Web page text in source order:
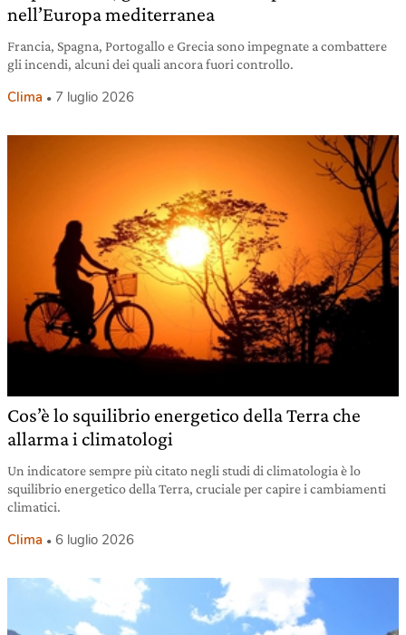
nell’Europa mediterranea
Francia, Spagna, Portogallo e Grecia sono impegnate a combattere
gli incendi, alcuni dei quali ancora fuori controllo.
Clima 7 luglio 2026
Cos’è lo squilibrio energetico della Terra che
allarma i climatologi
Un indicatore sempre più citato negli studi di climatologia è lo
squilibrio energetico della Terra, cruciale per capire i cambiamenti
climatici.
Clima 6 luglio 2026